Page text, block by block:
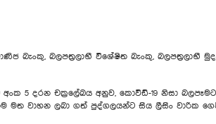
බලපත්‍රලාභී විශේෂිත බැංකු, බලපත්‍රලාභී
දරන චක්‍රලේඛය අනුව, කොවිඩ්-19 නිසා
වාහන ලබා ගත් පුද්ගලයන්ට සිය ලීසිං වාරික